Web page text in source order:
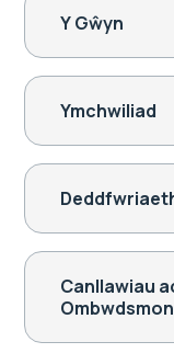
Y Gŵyn
Ymchwiliad
Canllawiau
Ombwdsmon